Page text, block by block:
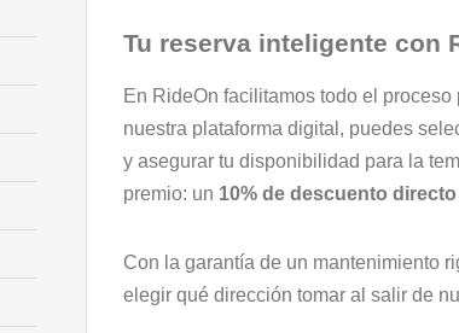
Tu reserva inteligente con
En RideOn facilitamos todo el
nuestra plataforma digital, puedes
y asegurar tu disponibilidad para la
premio: un 10% de descuento directo
Con la garantía de un mantenimiento
elegir qué dirección tomar al salir de